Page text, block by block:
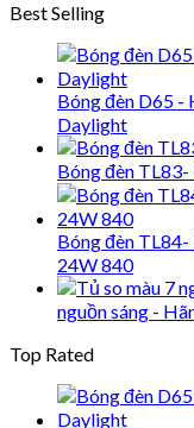
Best Selling
Bóng đèn D65 -
Daylight
Bóng đèn
Bóng đèn TL84-
24W 840
nguồn sáng -
Top Rated